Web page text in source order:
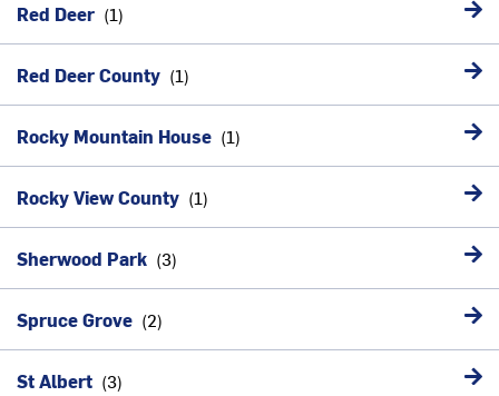
Red Deer
Red Deer County
Rocky Mountain House
Rocky View County
Sherwood Park
Spruce Grove
St Albert